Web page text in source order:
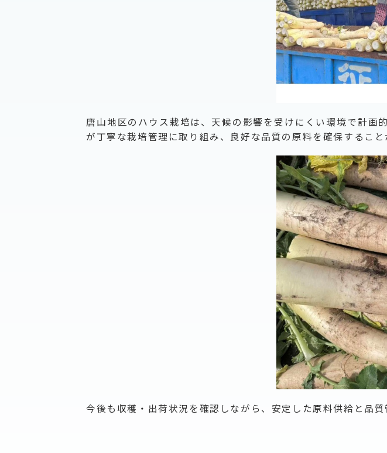
唐山地区のハウス栽培は、天候の影響を受けにくい環境で計画
が丁寧な栽培管理に取り組み、良好な品質の原料を確保すること
今後も収穫・出荷状況を確認しながら、安定した原料供給と品質